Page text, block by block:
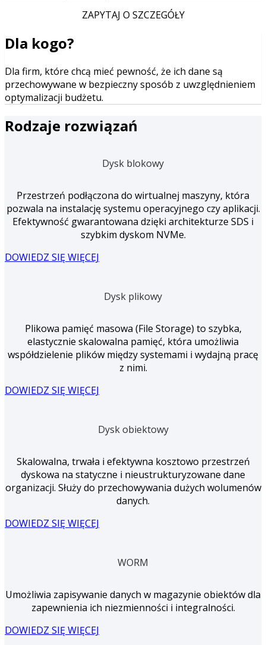
ZAPYTAJ O SZCZEGÓŁY
Dla kogo?
Dla firm, które chcą mieć pewność, że ich dane są
przechowywane w bezpieczny sposób z uwzględnieniem
optymalizacji budżetu.
Rodzaje rozwiązań
Dysk blokowy
Przestrzeń podłączona do wirtualnej maszyny, która
pozwala na instalację systemu operacyjnego czy aplikacji.
Efektywność gwarantowana dzięki architekturze SDS i
szybkim dyskom NVMe.
DOWIEDZ SIĘ WIĘCEJ
Dysk plikowy
Plikowa pamięć masowa (File Storage) to szybka,
elastycznie skalowalna pamięć, która umożliwia
współdzielenie plików między systemami i wydajną pracę
z nimi.
DOWIEDZ SIĘ WIĘCEJ
Dysk obiektowy
Skalowalna, trwała i efektywna kosztowo przestrzeń
dyskowa na statyczne i nieustrukturyzowane dane
organizacji. Służy do przechowywania dużych wolumenów
danych.
DOWIEDZ SIĘ WIĘCEJ
WORM
Umożliwia zapisywanie danych w magazynie obiektów dla
zapewnienia ich niezmienności i integralności.
DOWIEDZ SIĘ WIĘCEJ